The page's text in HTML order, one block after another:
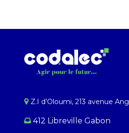
Z.I d’Oloumi, 213 avenue
412 Libreville Gabon